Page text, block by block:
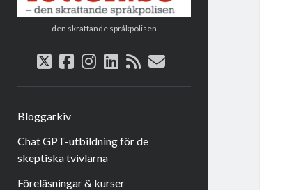
den skrattande språkpolisen
twitter
facebook
instagram
linkedin
rsse-
Bloggarkiv
Chat GPT-utbildning för de
skeptiska tvivlarna
Föreläsningar & kurser